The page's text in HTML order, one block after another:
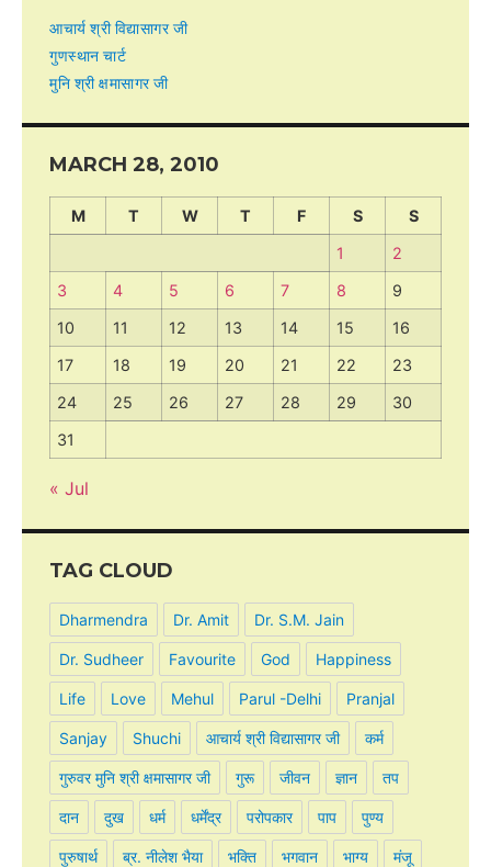
आचार्य श्री विद्यासागर जी
गुणस्थान चार्ट
मुनि श्री क्षमासागर जी
MARCH 28, 2010
M T W T F S
S
1
2
3
4 5 6 7 8
9
10
11 12 13 14 15
16
17
18 19 20 21 22
23
24
25 26 27 28 29
30
31
« Jul
TAG CLOUD
Dharmendra Dr. Amit Dr. S.M. Jain
Dr. Sudheer Favourite God Happiness
Life Love Mehul Parul -Delhi Pranjal
Sanjay Shuchi आचार्य श्री विद्यासागर जी कर्म
गुरुवर मुनि श्री क्षमासागर जी गुरू जीवन ज्ञान तप
दान दुख धर्म धर्मेंद्र परोपकार पाप पुण्य
पुरुषार्थ ब्र. नीलेश भैया भक्ति भगवान भाग्य मंजू